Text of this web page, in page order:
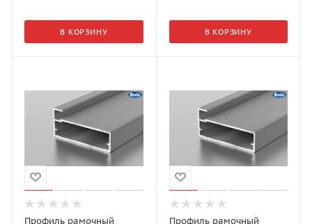
В КОРЗИНУ В КОРЗИНУ
Профиль рамочный Профиль рамочный